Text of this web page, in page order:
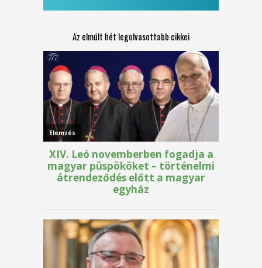
Az elmúlt hét legolvasottabb cikkei